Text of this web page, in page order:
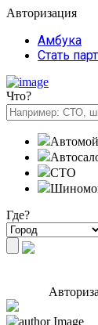
Авторизация
Амбука
Стать
Что?
СТО
Где?